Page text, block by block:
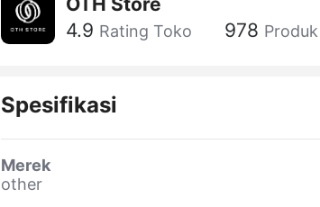
4.9 Rating Toko 978 Produk
Spesifikasi
Merek
other